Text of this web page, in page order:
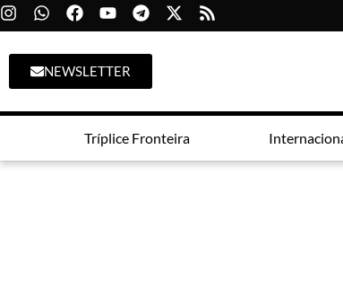
NEWSLETTER
Tríplice Fronteira